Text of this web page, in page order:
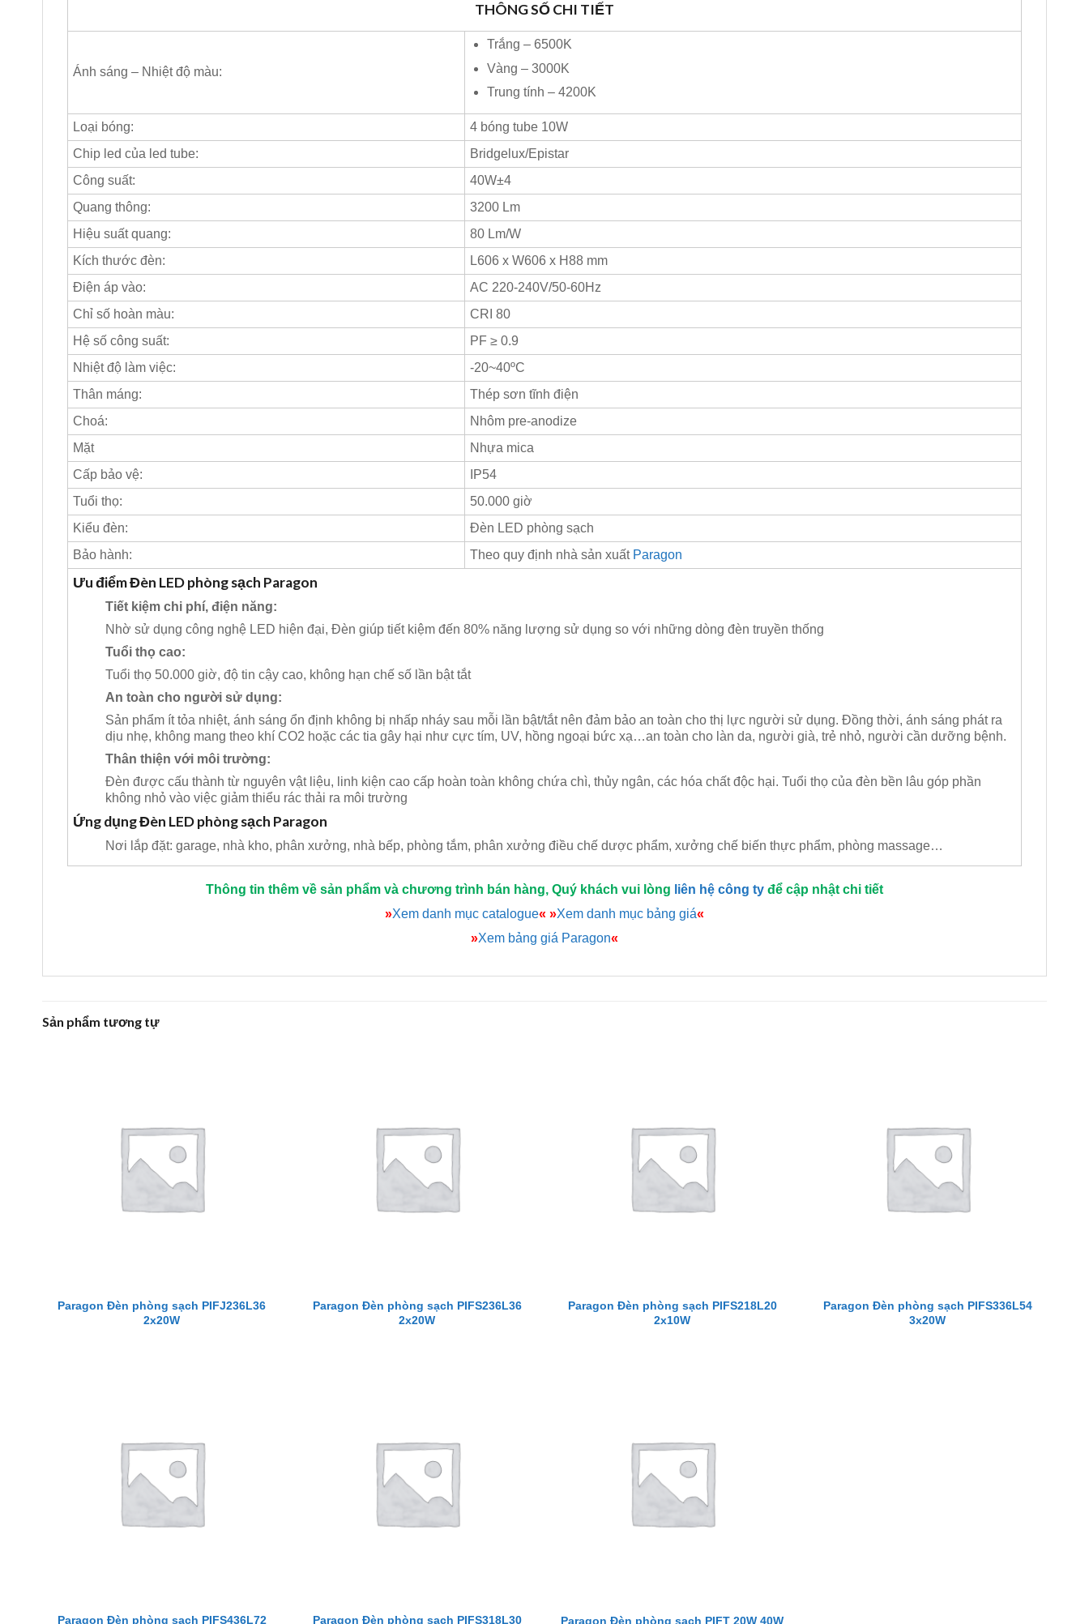
THÔNG SỐ CHI TIẾT
Ánh sáng – Nhiệt độ màu:
Trắng – 6500K
Vàng – 3000K
Trung tính – 4200K
Loại bóng:
4 bóng tube 10W
Chip led của led tube:
Bridgelux/Epistar
Công suất:
40W±4
Quang thông:
3200 Lm
Hiệu suất quang:
80 Lm/W
Kích thước đèn:
L606 x W606 x H88 mm
Điện áp vào:
AC 220-240V/50-60Hz
Chỉ số hoàn màu:
CRI 80
Hệ số công suất:
PF ≥ 0.9
Nhiệt độ làm việc:
-20~40ºC
Thân máng:
Thép sơn tĩnh điện
Choá:
Nhôm pre-anodize
Mặt
Nhựa mica
Cấp bảo vệ:
IP54
Tuổi thọ:
50.000 giờ
Kiểu đèn:
Đèn LED phòng sạch
Bảo hành:
Theo quy định nhà sản xuất Paragon
Ưu điểm Đèn LED phòng sạch Paragon
Tiết kiệm chi phí, điện năng:
Nhờ sử dụng công nghệ LED hiện đại, Đèn giúp tiết kiệm đến 80% năng lượng sử dụng so với những dòng đèn truyền thống
Tuổi thọ cao:
Tuổi thọ 50.000 giờ, độ tin cậy cao, không hạn chế số lần bật tắt
An toàn cho người sử dụng:
Sản phẩm ít tỏa nhiệt, ánh sáng ổn định không bị nhấp nháy sau mỗi lần bật/tắt nên đảm bảo an toàn cho thị lực người sử dụng. Đồng thời, ánh sáng phát ra
dịu nhẹ, không mang theo khí CO2 hoặc các tia gây hại như cực tím, UV, hồng ngoại bức xạ…an toàn cho làn da, người già, trẻ nhỏ, người cần dưỡng bệnh.
Thân thiện với môi trường:
Đèn được cấu thành từ nguyên vật liệu, linh kiện cao cấp hoàn toàn không chứa chì, thủy ngân, các hóa chất độc hại. Tuổi thọ của đèn bền lâu góp phần
không nhỏ vào việc giảm thiểu rác thải ra môi trường
Ứng dụng Đèn LED phòng sạch Paragon
Nơi lắp đặt: garage, nhà kho, phân xưởng, nhà bếp, phòng tắm, phân xưởng điều chế dược phẩm, xưởng chế biến thực phẩm, phòng massage…
Thông tin thêm về sản phẩm và chương trình bán hàng, Quý khách vui lòng liên hệ công ty để cập nhật chi tiết
»Xem danh mục catalogue« »Xem danh mục bảng giá«
»Xem bảng giá Paragon«
Sản phẩm tương tự
Paragon Đèn phòng sạch PIFJ236L36
2x20W
Paragon Đèn phòng sạch PIFS236L36
2x20W
Paragon Đèn phòng sạch PIFS218L20
2x10W
Paragon Đèn phòng sạch PIFS336L54
3x20W
Paragon Đèn phòng sạch PIFS436L72 Paragon Đèn phòng sạch PIFS318L30 Paragon Đèn phòng sạch PIFT 20W 40W